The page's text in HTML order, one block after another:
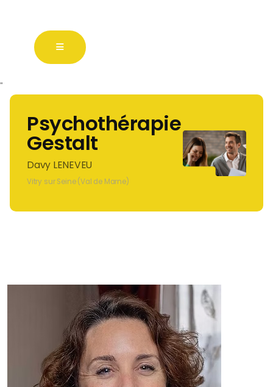
"
Psychothérapie
Gestalt
Davy LENEVEU
Vitry sur Seine (Val de Marne)